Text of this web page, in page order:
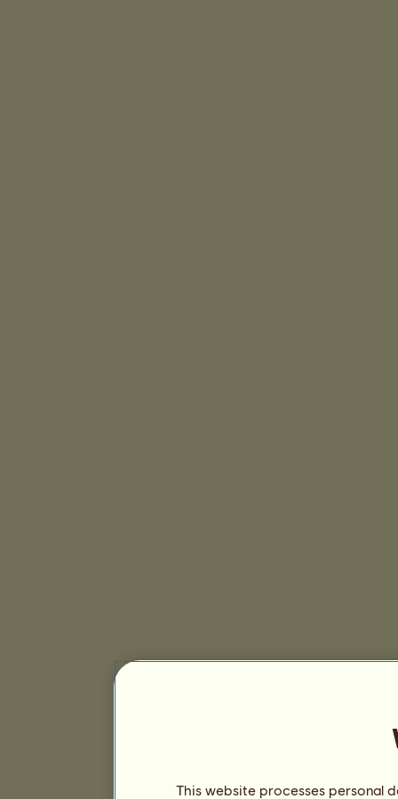
This website processes personal